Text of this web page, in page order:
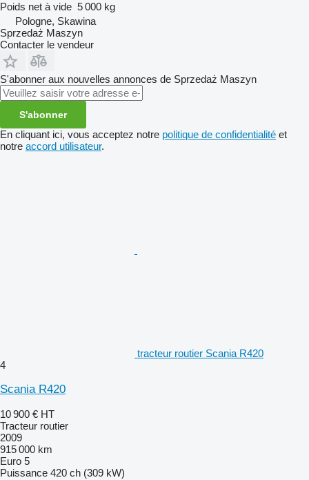
Poids net à vide 5 000 kg
Pologne, Skawina
Sprzedaż Maszyn
Contacter le vendeur
S'abonner aux nouvelles annonces de Sprzedaż Maszyn
S'abonner
En cliquant ici, vous acceptez notre politique de confidentialité et
notre accord utilisateur.
tracteur routier Scania R420
4
Scania R420
10 900 € HT
Tracteur routier
2009
915 000 km
Euro 5
Puissance 420 ch (309 kW)